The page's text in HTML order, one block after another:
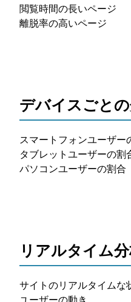
閲覧時間の長いページ
離脱率の高いページ
デバイスごと
スマートフォンユーザー
タブレットユーザーの割
パソコンユーザーの割合
リアルタイム
サイトのリアルタイムな
ユーザーの動き